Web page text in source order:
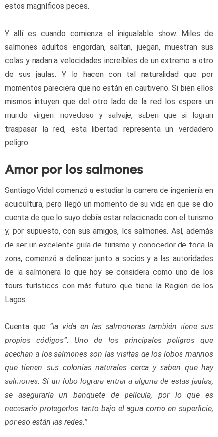
estos magníficos peces.
Y allí es cuando comienza el inigualable show. Miles de
salmones adultos engordan, saltan, juegan, muestran sus
colas y nadan a velocidades increíbles de un extremo a otro
de sus jaulas. Y lo hacen con tal naturalidad que por
momentos pareciera que no están en cautiverio. Si bien ellos
mismos intuyen que del otro lado de la red los espera un
mundo virgen, novedoso y salvaje, saben que si logran
traspasar la red, esta libertad representa un verdadero
peligro.
Amor por los salmones
Santiago Vidal comenzó a estudiar la carrera de ingeniería en
acuicultura, pero llegó un momento de su vida en que se dio
cuenta de que lo suyo debía estar relacionado con el turismo
y, por supuesto, con sus amigos, los salmones. Así, además
de ser un excelente guía de turismo y conocedor de toda la
zona, comenzó a delinear junto a socios y a las autoridades
de la salmonera lo que hoy se considera como uno de los
tours turísticos con más futuro que tiene la Región de los
Lagos.
Cuenta que “la vida en las salmoneras también tiene sus
propios códigos”. Uno de los principales peligros que
acechan a los salmones son las visitas de los lobos marinos
que tienen sus colonias naturales cerca y saben que hay
salmones. Si un lobo lograra entrar a alguna de estas jaulas,
se aseguraría un banquete de película, por lo que es
necesario protegerlos tanto bajo el agua como en superficie,
por eso están las redes.”